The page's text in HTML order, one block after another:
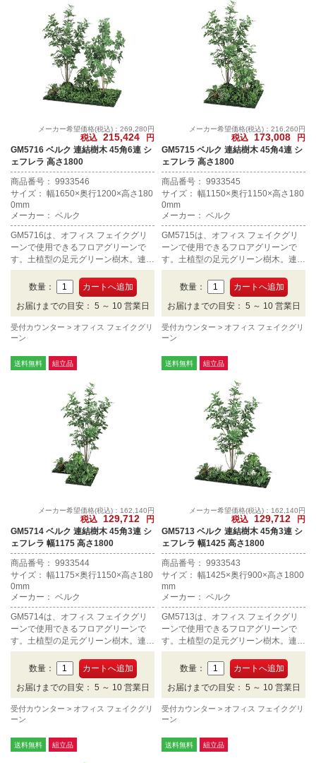
メーカー希望価格(税込)：269,280円
税込 215,424
円
GM5716 ベルク 連結樹木 45角6連 シ
ェフレラ 高さ1800
商品番号： 9933546
サイズ： 幅1650×奥行1200×高さ180
0mm
メーカー： ベルク
GM5716は、オフィス フェイクグリ
ーンで使用できるフロアグリーンで
す。土植型の足元グリーン樹木。連結
タイプ、45角6連、高さ1800mmで
数量：
お届けまでの目安： 5 ～ 10 営業日
受付カウンター
オフィス フェイクグリ
ーン
メーカー希望価格(税込)：216,260円
税込 173,008
円
GM5715 ベルク 連結樹木 45角4連 シ
ェフレラ 高さ1800
商品番号： 9933545
サイズ： 幅1150×奥行1150×高さ180
0mm
メーカー： ベルク
GM5715は、オフィス フェイクグリ
ーンで使用できるフロアグリーンで
す。土植型の足元グリーン樹木。連結
タイプ、45角4連、高さ1800mmで
数量：
お届けまでの目安： 5 ～ 10 営業日
受付カウンター
オフィス フェイクグリ
ーン
送料無料 組立品
メーカー希望価格(税込)：162,140円
税込 129,712
円
GM5714 ベルク 連結樹木 45角3連 シ
ェフレラ 幅1175 高さ1800
商品番号： 9933544
サイズ： 幅1175×奥行1150×高さ180
0mm
メーカー： ベルク
GM5714は、オフィス フェイクグリ
ーンで使用できるフロアグリーンで
す。土植型の足元グリーン樹木。連結
タイプ、45角3連、高さ1800mmで
数量：
お届けまでの目安： 5 ～ 10 営業日
受付カウンター
オフィス フェイクグリ
ーン
送料無料 組立品
メーカー希望価格(税込)：162,140円
税込 129,712
円
GM5713 ベルク 連結樹木 45角3連 シ
ェフレラ 幅1425 高さ1800
商品番号： 9933543
サイズ： 幅1425×奥行900×高さ1800
mm
メーカー： ベルク
GM5713は、オフィス フェイクグリ
ーンで使用できるフロアグリーンで
す。土植型の足元グリーン樹木。連結
タイプ、45角3連、高さ1800mmで
数量：
お届けまでの目安： 5 ～ 10 営業日
受付カウンター
オフィス フェイクグリ
ーン
送料無料 組立品 送料無料 組立品